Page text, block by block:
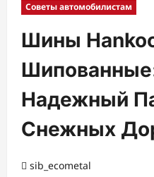
Советы автомобилистам
Шины
Надежный
Снежных
sib_ecometal